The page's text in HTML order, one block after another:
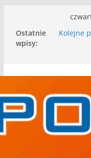
treści
Ostatnie
wpisy:
Kolejne
Kolejne
WKS
I mamy
granie
Mecz o
Nożnej